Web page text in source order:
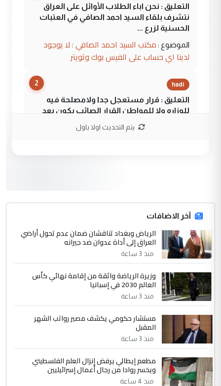
التعليق : نحن اباء الطلاب الأوائل على العراق
نتشرف بلقاء السيد احمد الصافي في العتبات
الحسنية لزرع ...
الموضوع : مكتب السيد احمد الصافي : لا يوجود
لدينا اي حساب على الفيس بوك وتويتر
2 hadi
التعليق : قرار مستعجل جدا ولامصلحة فيه
للوزاره ولا للمواطن القرار الصائب يكون بعد
جنسية الرافد الثالث للعراق ومن اصول عريقة
ابا فرات ...
الموضوع :
الجواهري يرد على صدام حسين سل
مضجعيك يابن الزنا (نص كامل)
سردار
التعليق : واحد من عصابة علي ماما يسقط
جنسية الرافد الثالث للعراق ومن اصول عريقة
ابا فرات ...
الموضوع :
الجواهري يرد على صدام حسين سل
مضجعيك يابن الزنا (نص كامل)
5 حيدر عاشور
التعليق : تحياتي لك استاذ حامدتركان. كلام
يتم التحديث اولا باول
آخر الاضافات
الرياض وبغداد تناقشان ضمان عدم تحول أراضي
العراق إلى أداة عدوان ضد جيرانه
منذ 3 ساعة
وزيرة الرياضة واثقة من إقامة نهائي كأس
العالم 2030 في إسبانيا
منذ 3 ساعة
مستشار حكومي يكشف مصير رواتب الشهر
المقبل
منذ 3 ساعة
مطعم إيطالي يرفض إنزال العلم الفلسطيني
ويخسر روادا من رجال أعمال إسرائيليين
منذ 4 ساعة